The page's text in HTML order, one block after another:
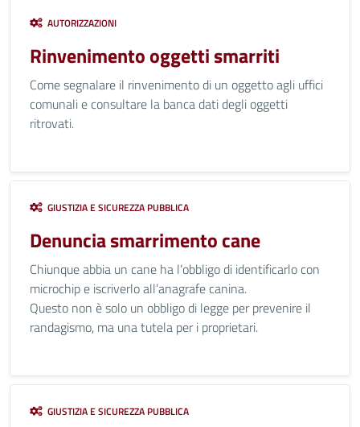
AUTORIZZAZIONI
Rinvenimento oggetti smarriti
Come segnalare il rinvenimento di un oggetto agli uffici
comunali e consultare la banca dati degli oggetti
ritrovati.
GIUSTIZIA E SICUREZZA PUBBLICA
Denuncia smarrimento cane
Chiunque abbia un cane ha l’obbligo di identificarlo con
microchip e iscriverlo all’anagrafe canina.
Questo non è solo un obbligo di legge per prevenire il
randagismo, ma una tutela per i proprietari.
GIUSTIZIA E SICUREZZA PUBBLICA